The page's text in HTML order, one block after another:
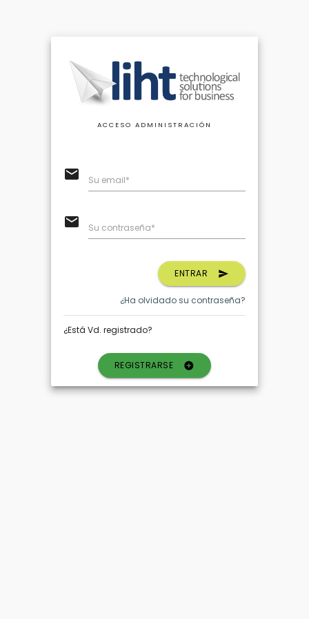
ACCESO ADMINISTRACIÓN
email Su email*
email Su contraseña*
send
ENTRAR
¿Ha olvidado su contraseña?
¿Está Vd. registrado?
REGISTRARSE add_circle